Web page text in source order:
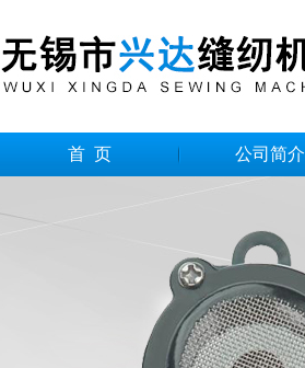
首 页 公司简介